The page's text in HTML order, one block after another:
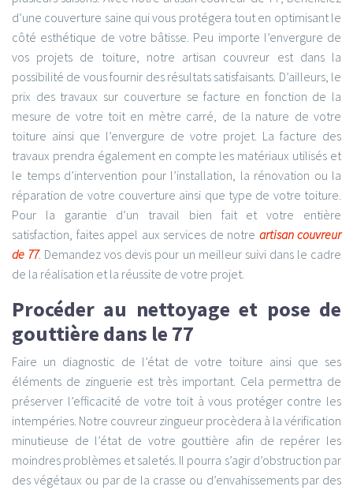
d’une couverture saine qui vous protégera tout en optimisant le
côté esthétique de votre bâtisse. Peu importe l’envergure de
vos projets de toiture, notre artisan couvreur est dans la
possibilité de vous fournir des résultats satisfaisants. D’ailleurs, le
prix des travaux sur couverture se facture en fonction de la
mesure de votre toit en mètre carré, de la nature de votre
toiture ainsi que l’envergure de votre projet. La facture des
travaux prendra également en compte les matériaux utilisés et
le temps d’intervention pour l’installation, la rénovation ou la
réparation de votre couverture ainsi que type de votre toiture.
Pour la garantie d’un travail bien fait et votre entière
satisfaction, faites appel aux services de notre artisan couvreur
de 77. Demandez vos devis pour un meilleur suivi dans le cadre
de la réalisation et la réussite de votre projet.
Procéder au nettoyage et pose de
gouttière dans le 77
Faire un diagnostic de l’état de votre toiture ainsi que ses
éléments de zinguerie est très important. Cela permettra de
préserver l’efficacité de votre toit à vous protéger contre les
intempéries. Notre couvreur zingueur procèdera à la vérification
minutieuse de l’état de votre gouttière afin de repérer les
moindres problèmes et saletés. Il pourra s’agir d’obstruction par
des végétaux ou par de la crasse ou d’envahissements par des